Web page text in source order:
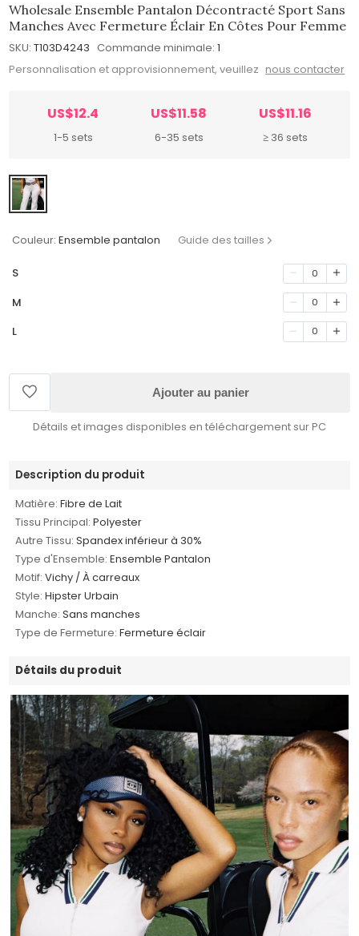
Wholesale Ensemble Pantalon Décontracté Sport Sans
Manches Avec Fermeture Éclair En Côtes Pour Femme
SKU: T103D4243 Commande minimale: 1
Personnalisation et approvisionnement, veuillez nous contacter
US$12.4
1-5 sets
US$11.58
6-35 sets
US$11.16
≥ 36 sets
Couleur: Ensemble pantalon Guide des tailles
S 0
M 0
L 0
Ajouter au panier
Détails et images disponibles en téléchargement sur PC
Description du produit
Matière: Fibre de Lait
Tissu Principal: Polyester
Autre Tissu: Spandex inférieur à 30%
Type d'Ensemble: Ensemble Pantalon
Motif: Vichy / À carreaux
Style: Hipster Urbain
Manche: Sans manches
Type de Fermeture: Fermeture éclair
Détails du produit